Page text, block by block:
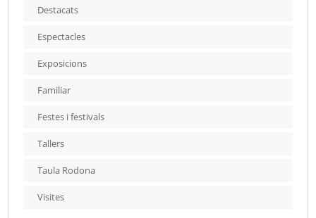
Destacats
Espectacles
Exposicions
Familiar
Festes i festivals
Tallers
Taula Rodona
Visites